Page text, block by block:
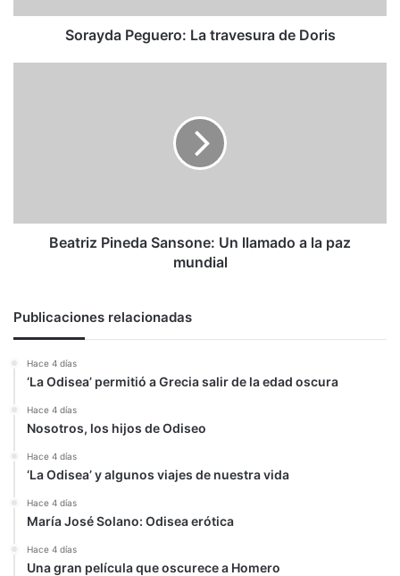
Sorayda Peguero: La travesura de Doris
mundial
Beatriz Pineda Sansone: Un llamado a la paz
mundial
Publicaciones relacionadas
Hace 4 días
‘La Odisea’ permitió a Grecia salir de la edad oscura
Hace 4 días
Nosotros, los hijos de Odiseo
Hace 4 días
‘La Odisea’ y algunos viajes de nuestra vida
Hace 4 días
María José Solano: Odisea erótica
Hace 4 días
Una gran película que oscurece a Homero